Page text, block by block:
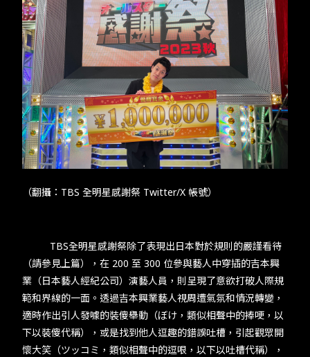
（翻攝：TBS 全明星感謝祭 Twitter/X 帳號）
​​TBS​全明星感謝祭除了表現出日本對於規則的嚴謹看待
（請參見上篇），在 ​200​ 至 ​300 ​位參與藝人中穿插的吉本興
業​​（日本藝人經紀公司）​​演藝人員，則呈現了意欲打破人際規
範和界線的一面。透過吉本興業藝人視周遭氣氛和情況轉變，
適時作出引人發噱的裝傻舉動（ぼけ，類似相聲中的捧哽，以
下以裝傻代稱），或是找到他人逗趣的錯誤吐槽，引起觀眾開
懷大笑（ツッコミ，類似相聲中的逗哏，以下以吐槽代稱），